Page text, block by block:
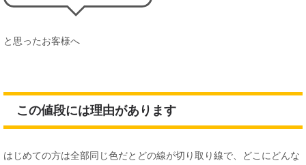
と思ったお客様へ
この値段には理由があります
はじめての方は全部同じ色だとどの線が切り取り線で、どこにどんな